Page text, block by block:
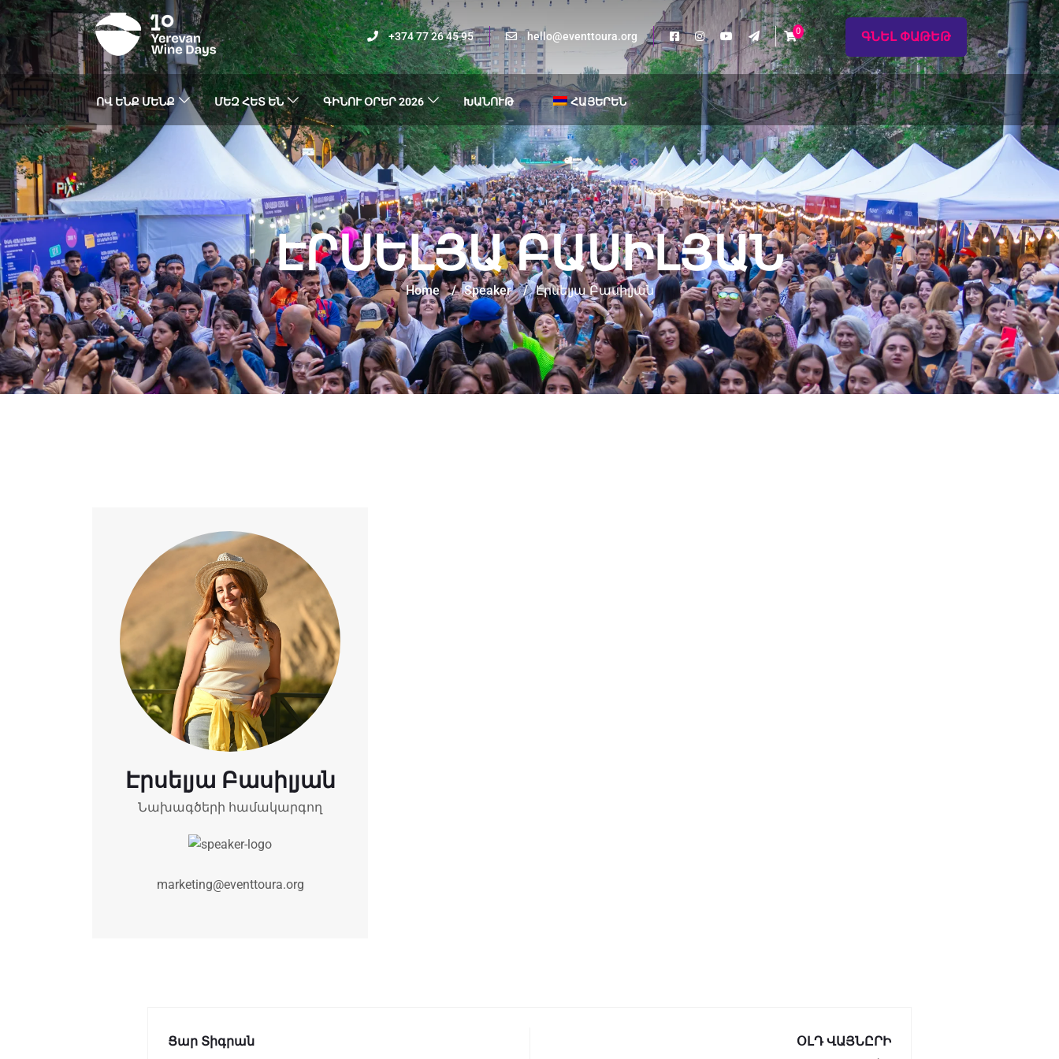
+374 77 26 45 95 hello@eventtoura.org 0 ԳՆԵԼ ՓԱԹԵԹ
ՈՎ ԵՆՔ ՄԵՆՔ ՄԵԶ ՀԵՏ ԵՆ ԳԻՆՈՒ ՕՐԵՐ 2026 ԽԱՆՈՒԹ ՀԱՅԵՐԵՆ
ԷՐՍԵԼՅԱ ԲԱՍԻԼՅԱՆ
Home / Speaker / Էրսելյա Բասիլյան
Էրսելյա Բասիլյան
Նախագծերի համակարգող
marketing@eventtoura.org
Ցար Տիգրան
ՕԼԴ ՎԱՅՆԸՐԻ